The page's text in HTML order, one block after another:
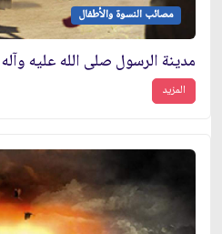
مصائب النسوة والأطفال
مدينة الرسول صلى الله عليه
المزيد